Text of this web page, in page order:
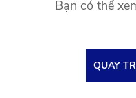
Bạn có thể
QUAY